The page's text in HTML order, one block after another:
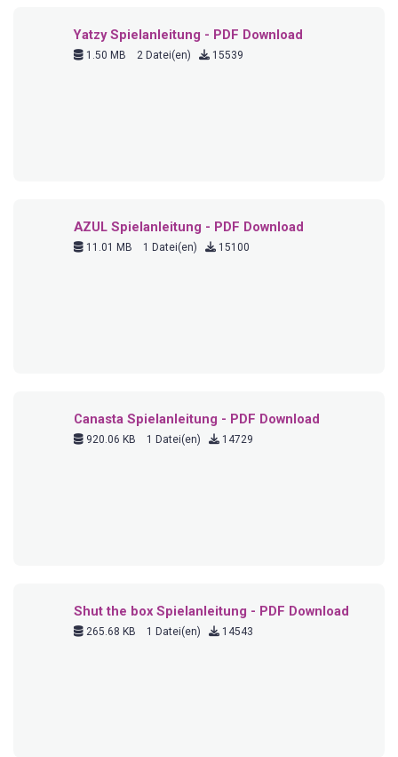
Yatzy Spielanleitung - PDF Download
1.50 MB 2 Datei(en) 15539
AZUL Spielanleitung - PDF Download
11.01 MB 1 Datei(en) 15100
Canasta Spielanleitung - PDF Download
920.06 KB 1 Datei(en) 14729
Shut the box Spielanleitung - PDF Download
265.68 KB 1 Datei(en) 14543